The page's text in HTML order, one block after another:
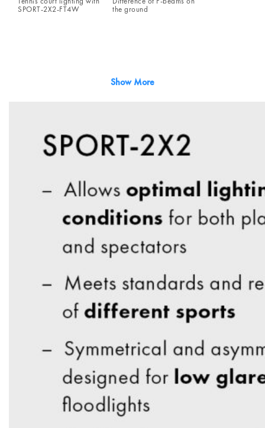
SPORT-2X2-FT4W
the ground
Show More